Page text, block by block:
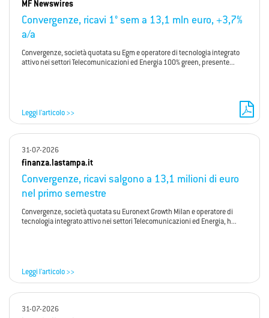
MF Newswires
Convergenze, ricavi 1° sem a 13,1 mln euro, +3,7%
a/a
Convergenze, società quotata su Egm e operatore di tecnologia integrato
attivo nei settori Telecomunicazioni ed Energia 100% green, presente...
Leggi l'articolo >>
31-07-2026
finanza.lastampa.it
Convergenze, ricavi salgono a 13,1 milioni di euro
nel primo semestre
Convergenze, società quotata su Euronext Growth Milan e operatore di
tecnologia integrato attivo nei settori Telecomunicazioni ed Energia, h...
Leggi l'articolo >>
31-07-2026